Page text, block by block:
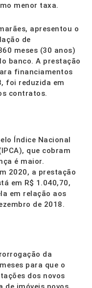
menor taxa.
apresentou o
de
meses (30 anos)
banco. A prestação
financiamentos
foi reduzida em
contratos.
Índice Nacional
que cobram
é maior.
2020, a prestação
em R$ 1.040,70,
em relação aos
de 2018.
da
para que o
dos novos